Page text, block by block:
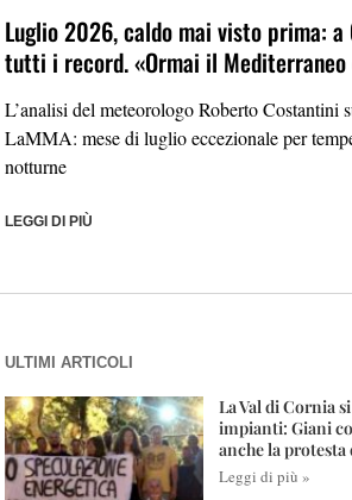
Luglio 2026, caldo mai visto prima:
tutti i record. «Ormai il Mediterraneo
L’analisi del meteorologo Roberto Costantini
LaMMA: mese di luglio eccezionale per
notturne
LEGGI DI PIÙ
ULTIMI ARTICOLI
La Val di Cornia
impianti: Giani
anche la protesta
Leggi di più »